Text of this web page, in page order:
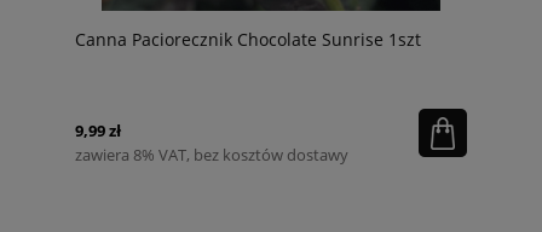
Canna Paciorecznik Chocolate Sunrise 1szt
9,99 zł
zawiera 8% VAT, bez kosztów dostawy